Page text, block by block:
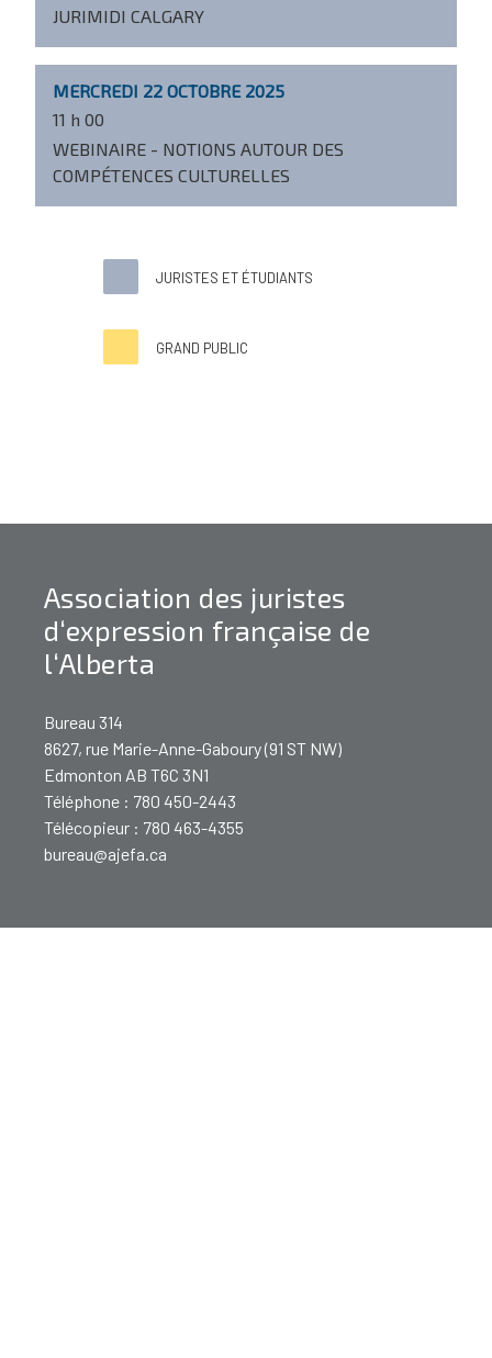
JURIMIDI CALGARY
MERCREDI 22 OCTOBRE 2025
11 h 00
WEBINAIRE - NOTIONS AUTOUR DES
COMPÉTENCES CULTURELLES
JURISTES ET ÉTUDIANTS
GRAND PUBLIC
Association des juristes
d‘expression française de
l‘Alberta
Bureau 314
8627, rue Marie-Anne-Gaboury (91 ST NW)
Edmonton AB T6C 3N1
Téléphone : 780 450-2443
Télécopieur : 780 463-4355
bureau@ajefa.ca